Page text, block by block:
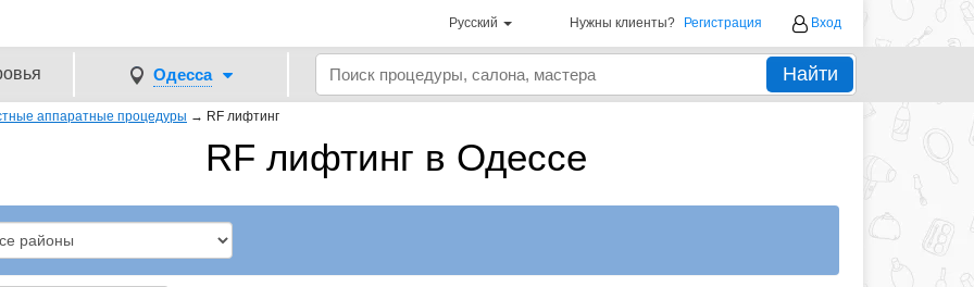
Русский Нужны клиенты? Регистрация Вход
Одесса Найти
аппаратные процедуры → RF лифтинг
RF лифтинг в Одессе